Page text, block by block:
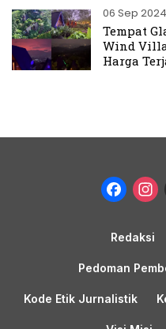
06 Sep 2024
Tempat
Wind
Harga
Redaksi
Pedoman
Kode Etik Jurnalistik